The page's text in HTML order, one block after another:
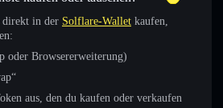
direkt in der Solflare-Wallet kaufen,
oder Browsererweiterung)
aus, den du kaufen oder verkaufen